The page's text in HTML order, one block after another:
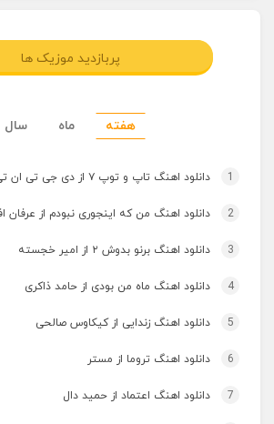
پربازدید موزیک ها
هفته ماه سال
1 دانلود اهنگ تاپ و توپ ۷ از دی جی تی ان تی
2 دانلود اهنگ من که اینجوری نبودم از عرفان
3 دانلود اهنگ برنو بدوش ۲ از امیر خجسته
4 دانلود اهنگ ماه من بودی از حامد ذاکری
5 دانلود اهنگ زندایی از کیکاوس صالحی
6 دانلود اهنگ تروما از مستر
7 دانلود اهنگ اعتماد از حمید دال